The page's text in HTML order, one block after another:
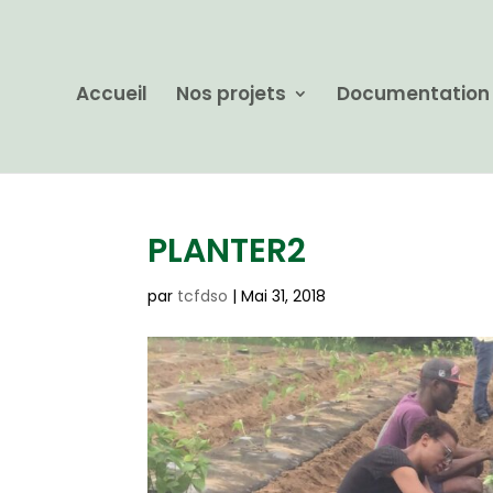
Accueil Nos projets Documentation
PLANTER2
par tcfdso |Mai 31, 2018